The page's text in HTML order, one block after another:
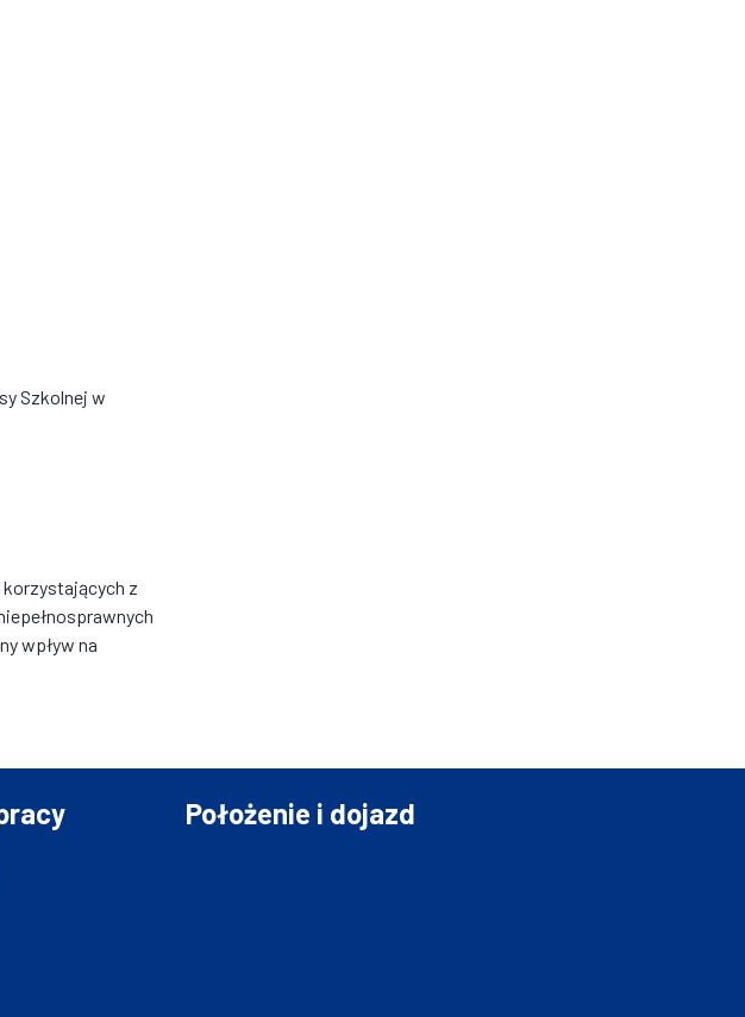
Szkolnej w
z
wpływ na
Położenie i dojazd